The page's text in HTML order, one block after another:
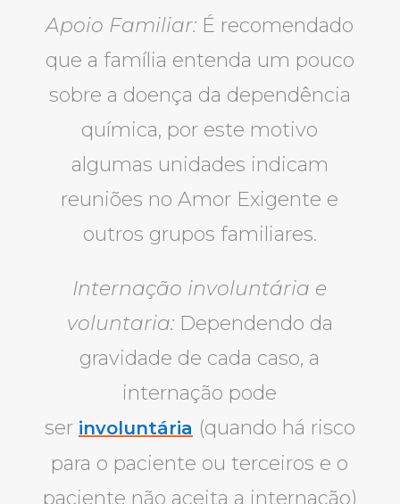
Apoio Familiar: É recomendado
que a família entenda um pouco
sobre a doença da dependência
química, por este motivo
algumas unidades indicam
reuniões no Amor Exigente e
outros grupos familiares.
Internação involuntária e
voluntaria: Dependendo da
gravidade de cada caso, a
internação pode
ser involuntária (quando há risco
para o paciente ou terceiros e o
paciente não aceita a internação)